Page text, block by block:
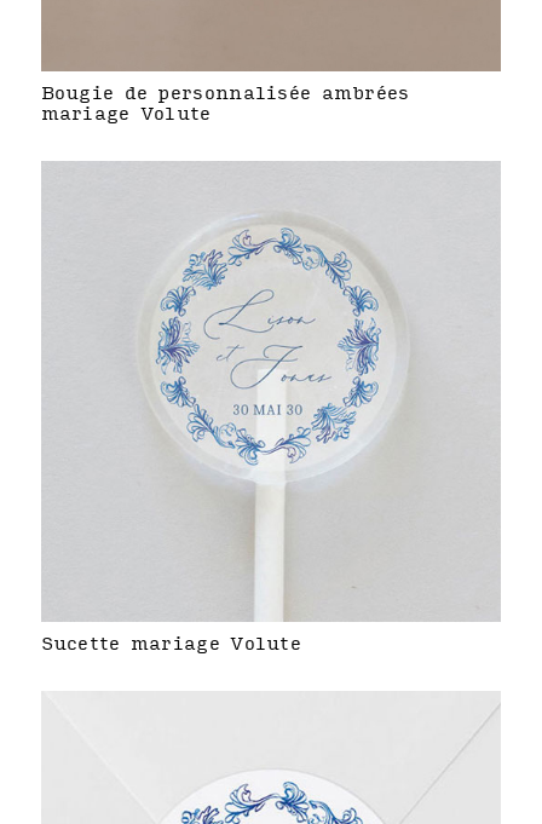
Bougie de personnalisée ambrées
mariage Volute
Sucette mariage Volute